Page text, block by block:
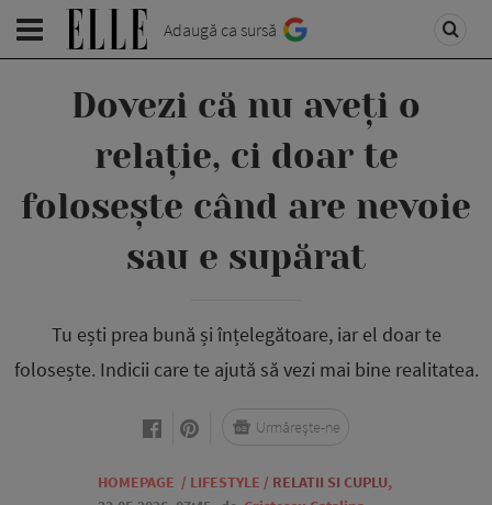
Adaugă ca sursă
Dovezi că nu aveți o
relație, ci doar te
folosește când are nevoie
sau e supărat
Tu ești prea bună și înțelegătoare, iar el doar te
folosește. Indicii care te ajută să vezi mai bine realitatea.
HOMEPAGE / LIFESTYLE / RELATII SI CUPLU,
Urmărește-ne